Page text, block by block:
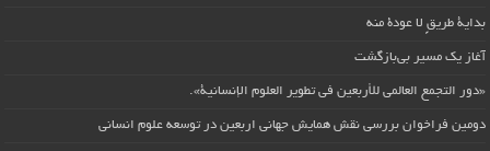
بداية طريقٍ لا عودة منه
آغاز یک مسیر بی‌بازگشت
«دور التجمع العالمي للأربعين في تطوير العلوم الإنسانية».
دومین فراخوان بررسی نقش همایش جهانی اربعین در توسعه علوم انسانی